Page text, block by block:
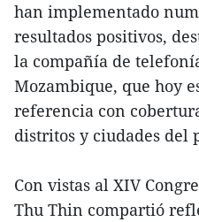
han implementado
resultados positivos,
la compañía de
Mozambique, que hoy
referencia con
distritos y ciudades del
Con vistas al XIV
Thu Thin compartió